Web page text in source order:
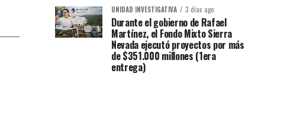
UNIDAD INVESTIGATIVA 3 días ago
Durante el gobierno de Rafael
Martínez, el Fondo Mixto Sierra
Nevada ejecutó proyectos por más
de $351.000 millones (1era
entrega)